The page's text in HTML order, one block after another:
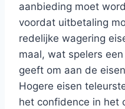
aanbieding moet
voordat uitbetaling
redelijke wagering
maal, wat spelers
geeft om aan de
Hogere eisen
het confidence in het